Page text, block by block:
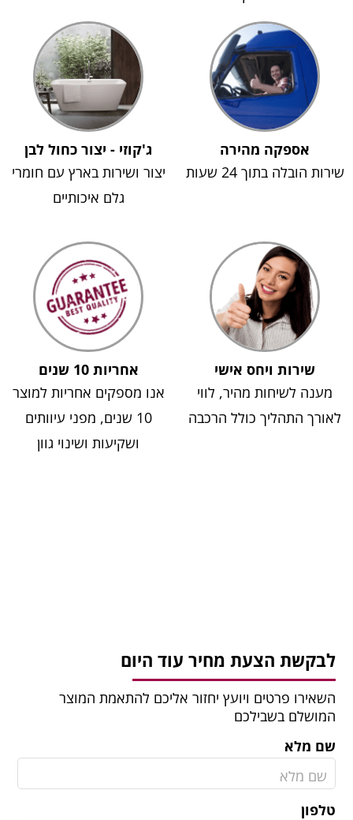
אספקה מהירה
שירות הובלה בתוך 24 שעות
ג'קוזי - יצור כחול לבן
יצור ושירות בארץ עם חומרי
גלם איכותיים
שירות ויחס אישי
מענה לשיחות מהיר, לווי
לאורך התהליך כולל הרכבה
אחריות 10 שנים
אנו מספקים אחריות למוצר
10 שנים, מפני עיוותים
ושקיעות ושינוי גוון
לבקשת הצעת מחיר עוד היום
השאירו פרטים ויועץ יחזור אליכם להתאמת המוצר
המושלם בשבילכם
שם מלא
טלפון